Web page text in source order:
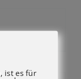
ist es für